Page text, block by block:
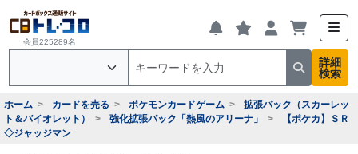
会員225289名
詳細
検索
ホーム カードを売る ポケモンカードゲーム
拡張パック（スカーレッ
ト＆バイオレット）
強化拡張パック「熱風のアリーナ」
【ポケカ】ＳＲ
◇ジャッジマン